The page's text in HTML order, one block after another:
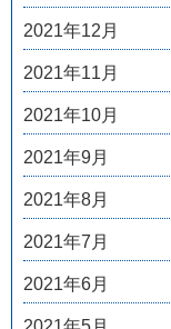
2021年12月
2021年11月
2021年10月
2021年9月
2021年8月
2021年7月
2021年6月